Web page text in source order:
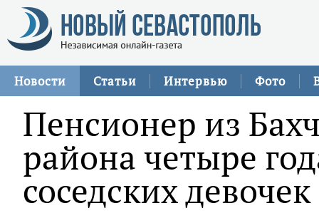
Новости Статьи Интервью Фото
Пенсионер из
района четыре
соседских девочек